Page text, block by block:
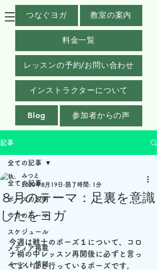
つなぐヨガ 教室の案内
料金一覧
レッスンの予約/お問い合わせ
インストラクターについて
Blog 参加者からの声
記事
全ての記事
ポーズの説明
今月のテーマ
スケジュール
メディア掲載
イベント情報
全ての記事
８月のテーマ：足裏を意識
したをヨガ
みつえ
2020年8月19日 読了時間: 1分
今週は戦士の ポーズ１について、コロ
ナ禍の中レッスン再開後に必ずと言っ
てよいほど行っているポーズです。